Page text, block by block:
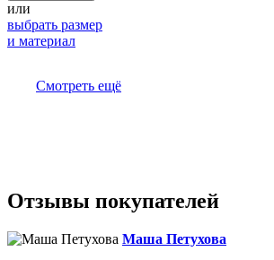
или
выбрать размер
и материал
Смотреть ещё
Отзывы покупателей
Маша Петухова